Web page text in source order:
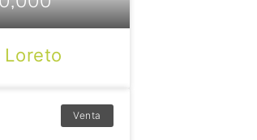
Loreto
Venta